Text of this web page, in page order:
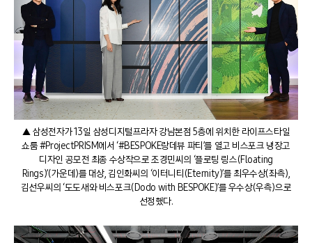
▲ 삼성전자가 13일 삼성디지털프라자 강남본점 5층에 위치한 라이프스타일
쇼룸 #ProjectPRISM에서 ‘#BESPOKE랑데뷰 파티’를 열고 비스포크 냉장고
디자인 공모전 최종 수상작으로 조경민씨의 ‘플로팅 링스(Floating
Rings)’(가운데)를 대상, 김인화씨의 ‘이터니티(Eternity)’를 최우수상(좌측),
김선우씨의 ‘도도새와 비스포크(Dodo with BESPOKE)’를 우수상(우측)으로
선정했다.